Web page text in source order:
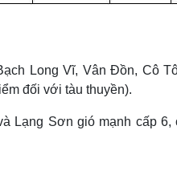
Long Vĩ, Vân Đồn, Cô
đối với tàu thuyền).
Lạng Sơn gió mạnh cấp